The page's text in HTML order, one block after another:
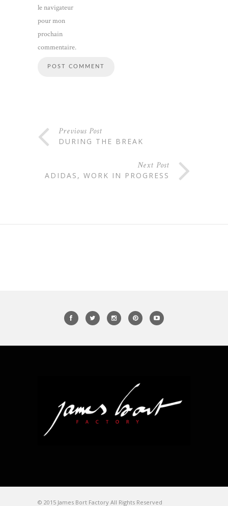
le navigateur
pour mon
prochain
commentaire.
Previous Post
DURING THE BREAK
Next Post
ADIDAS, WORK IN PROGRESS
© 2015 James Bort Factory All Rights Reserved